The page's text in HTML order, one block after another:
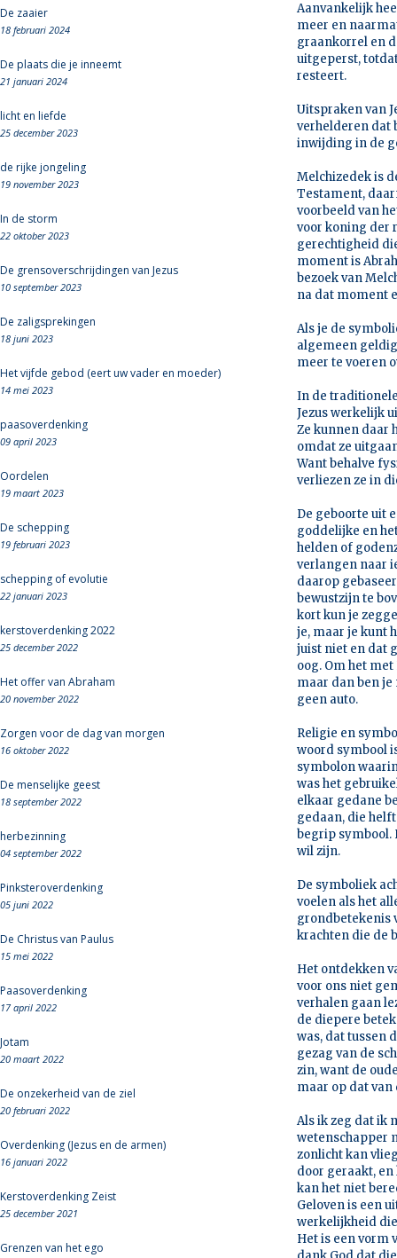
De zaaier
18 februari 2024
De plaats die je inneemt
21 januari 2024
licht en liefde
25 december 2023
de rijke jongeling
19 november 2023
In de storm
22 oktober 2023
De grensoverschrijdingen van Jezus
10 september 2023
De zaligsprekingen
18 juni 2023
Het vijfde gebod (eert uw vader en moeder)
14 mei 2023
paasoverdenking
09 april 2023
Oordelen
19 maart 2023
De schepping
19 februari 2023
schepping of evolutie
22 januari 2023
kerstoverdenking 2022
25 december 2022
Het offer van Abraham
20 november 2022
Zorgen voor de dag van morgen
16 oktober 2022
De menselijke geest
18 september 2022
herbezinning
04 september 2022
Pinksteroverdenking
05 juni 2022
De Christus van Paulus
15 mei 2022
Paasoverdenking
17 april 2022
Jotam
20 maart 2022
De onzekerheid van de ziel
20 februari 2022
Overdenking (Jezus en de armen)
16 januari 2022
Kerstoverdenking Zeist
25 december 2021
Grenzen van het ego
Aanvankelijk
meer en
graankorrel en
uitgeperst,
resteert.
Uitspraken van
verhelderen dat
inwijding in de
Melchizedek is
Testament,
voorbeeld van
voor koning der
gerechtigheid
moment is
bezoek van
na dat moment
Als je de
algemeen
meer te voeren
In de
Jezus werkelijk
Ze kunnen daar
omdat ze
Want behalve
verliezen ze in
De geboorte uit
goddelijke en
helden of
verlangen naar
daarop
bewustzijn te
kort kun je
je, maar je kunt
juist niet en dat
oog. Om het
maar dan ben
geen auto.
Religie en
woord symbool
symbolon
was het
elkaar gedane
gedaan, die
begrip symbool.
wil zijn.
De symboliek
voelen als het
grondbetekenis
krachten die de
Het ontdekken
voor ons niet
verhalen gaan
de diepere
was, dat tussen
gezag van de
zin, want de
maar op dat
Als ik zeg dat ik
wetenschapper
zonlicht kan
door geraakt,
kan het niet
Geloven is een
werkelijkheid
Het is een vorm